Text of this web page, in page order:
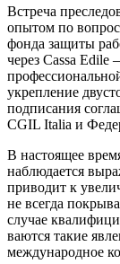
Встреча
опытом по
фонда защиты
через Cassa
укрепление
подписания
CGIL Italia и
В настоящее
наблюдается
приводит к
не всегда
случае
ваются такие
международное